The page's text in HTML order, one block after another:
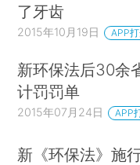
了牙齿
2015年10月19日 APP
新环保法后30余
计罚罚单
2015年07月24日 APP
新《环保法》施